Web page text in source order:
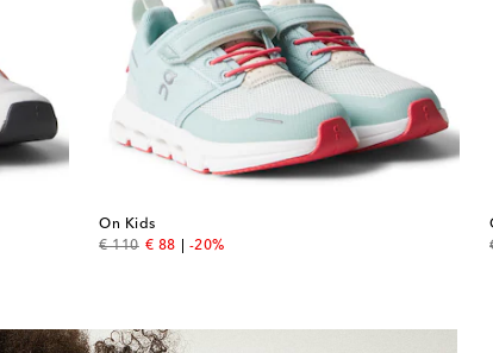
On Kids
€ 110
original price
€ 88
discount price
-20%